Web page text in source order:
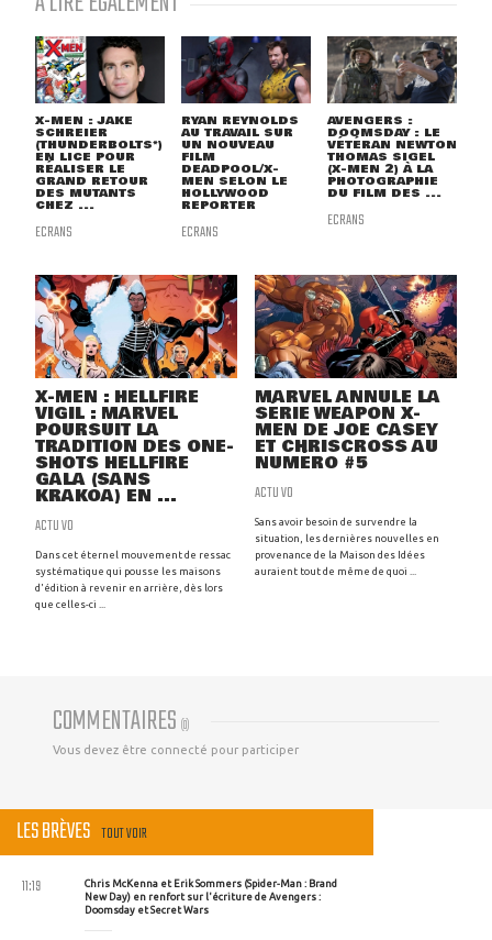
X-MEN : JAKE
SCHREIER
(THUNDERBOLTS*)
EN LICE POUR
RÉALISER LE
GRAND RETOUR
DES MUTANTS
CHEZ ...
ECRANS
RYAN REYNOLDS
AU TRAVAIL SUR
UN NOUVEAU
FILM
DEADPOOL/X-
MEN SELON LE
HOLLYWOOD
REPORTER
ECRANS
AVENGERS :
DOOMSDAY : LE
VÉTÉRAN NEWTON
THOMAS SIGEL
(X-MEN 2) À LA
PHOTOGRAPHIE
DU FILM DES ...
ECRANS
X-MEN : HELLFIRE
VIGIL : MARVEL
POURSUIT LA
TRADITION DES ONE-
SHOTS HELLFIRE
GALA (SANS
KRAKOA) EN ...
ACTU VO
Dans cet éternel mouvement de ressac
systématique qui pousse les maisons
d'édition à revenir en arrière, dès lors
que celles-ci ...
MARVEL ANNULE LA
SÉRIE WEAPON X-
MEN DE JOE CASEY
ET CHRISCROSS AU
NUMÉRO #5
ACTU VO
Sans avoir besoin de survendre la
situation, les dernières nouvelles en
provenance de la Maison des Idées
auraient tout de même de quoi ...
COMMENTAIRES (0)
Vous devez être connecté pour participer
LES BRÈVES TOUT VOIR
Chris McKenna et Erik Sommers (Spider-Man : Brand
New Day) en renfort sur l'écriture de Avengers :
Doomsday et Secret Wars
11:19